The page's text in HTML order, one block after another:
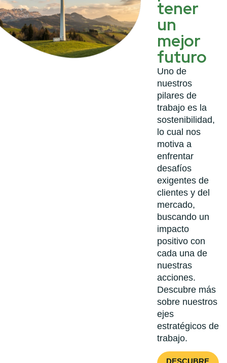
tener
un
mejor
futuro
Uno de
nuestros
pilares de
trabajo es la
sostenibilidad,
lo cual nos
motiva a
enfrentar
desafíos
exigentes de
clientes y del
mercado,
buscando un
impacto
positivo con
cada una de
nuestras
acciones.
Descubre más
sobre nuestros
ejes
estratégicos de
trabajo.